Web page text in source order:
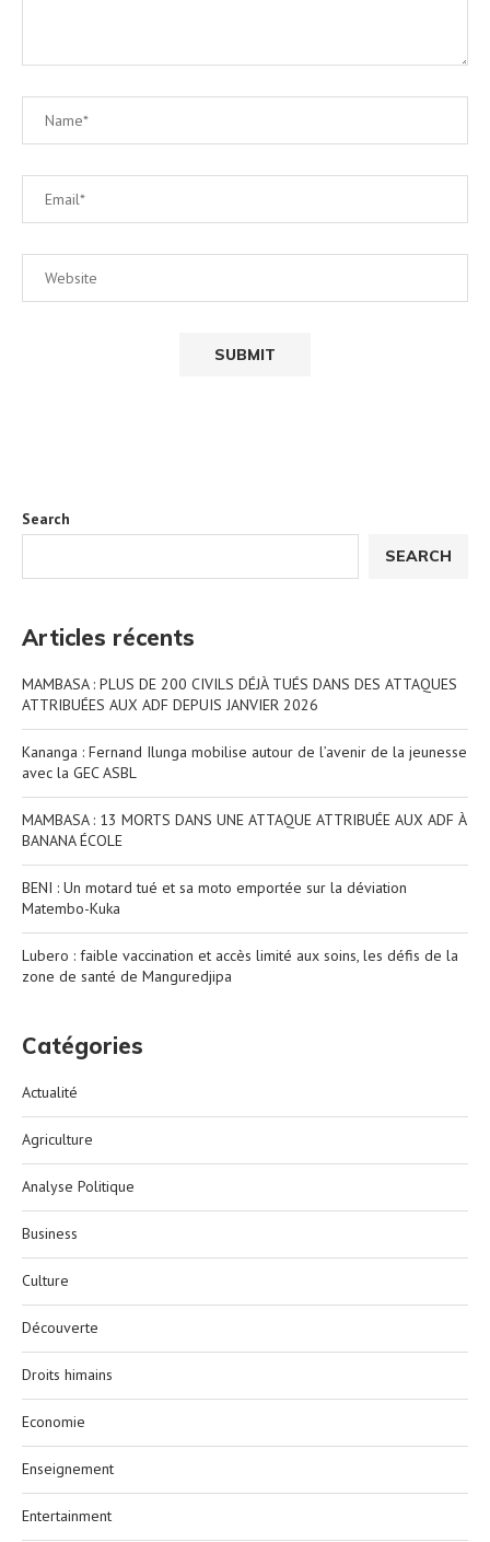
Search
SEARCH
Articles récents
MAMBASA : PLUS DE 200 CIVILS DÉJÀ TUÉS DANS DES ATTAQUES
ATTRIBUÉES AUX ADF DEPUIS JANVIER 2026
Kananga : Fernand Ilunga mobilise autour de l’avenir de la jeunesse
avec la GEC ASBL
MAMBASA : 13 MORTS DANS UNE ATTAQUE ATTRIBUÉE AUX ADF À
BANANA ÉCOLE
BENI : Un motard tué et sa moto emportée sur la déviation
Matembo-Kuka
Lubero : faible vaccination et accès limité aux soins, les défis de la
zone de santé de Manguredjipa
Catégories
Actualité
Agriculture
Analyse Politique
Business
Culture
Découverte
Droits himains
Economie
Enseignement
Entertainment